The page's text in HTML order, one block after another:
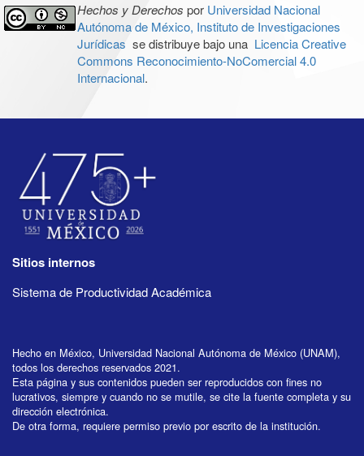
Hechos y Derechos por Universidad Nacional
Autónoma de México, Instituto de Investigaciones
Jurídicas se distribuye bajo una Licencia Creative
Commons Reconocimiento-NoComercial 4.0
Internacional.
Sitios internos
Sistema de Productividad Académica
Hecho en México, Universidad Nacional Autónoma de México (UNAM),
todos los derechos reservados 2021.
Esta página y sus contenidos pueden ser reproducidos con fines no
lucrativos, siempre y cuando no se mutile, se cite la fuente completa y su
dirección electrónica.
De otra forma, requiere permiso previo por escrito de la institución.